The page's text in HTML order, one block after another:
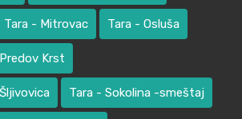
Tara - Mitrovac Tara - Osluša
Krst
Tara - Sokolina -smeštaj